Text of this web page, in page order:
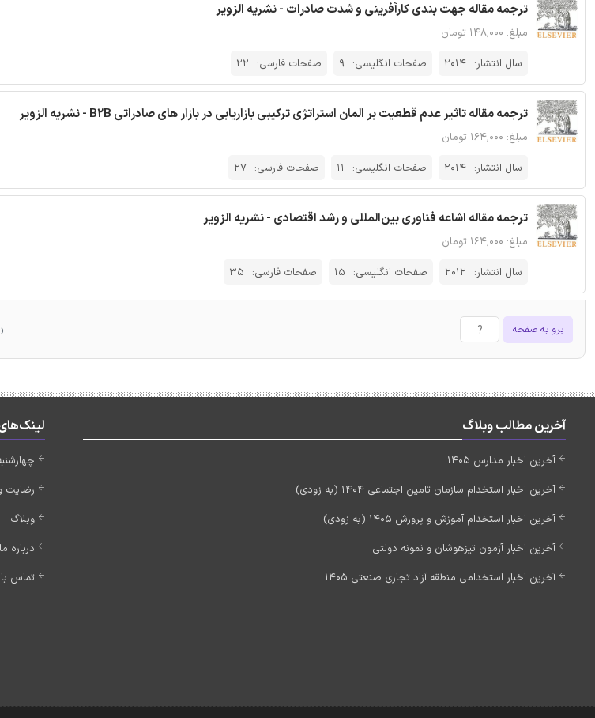
ترجمه مقاله جهت بندی کارآفرینی و شدت صادرات - نشریه الزویر
مبلغ: ۱۴۸,۰۰۰ تومان
سال انتشار: 2014 صفحات انگلیسی: 9 صفحات فارسی: 22
ترجمه مقاله تاثیر عدم قطعیت بر المان استراتژی ترکیبی بازاریابی در بازار های صادراتی B2B - نشریه الزویر
مبلغ: ۱۶۴,۰۰۰ تومان
سال انتشار: 2014 صفحات انگلیسی: 11 صفحات فارسی: 27
ترجمه مقاله اشاعه فناوری بین‌المللی و رشد اقتصادی - نشریه الزویر
مبلغ: ۱۶۴,۰۰۰ تومان
سال انتشار: 2012 صفحات انگلیسی: 15 صفحات فارسی: 35
برو به صفحه ‹
آخرین مطالب وبلاگ
آخرین اخبار مدارس 1405
آخرین اخبار استخدام سازمان تامین اجتماعی 1404 (به زودی)
آخرین اخبار استخدام آموزش و پرورش 1405 (به زودی)
آخرین اخبار آزمون تیزهوشان و نمونه دولتی
آخرین اخبار استخدامی منطقه آزاد تجاری صنعتی 1405
رضایت
وبلاگ
درباره ما
تماس